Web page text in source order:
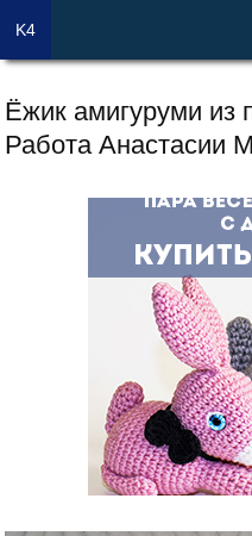
Ёжик амигуруми
Работа Анастасии
K4